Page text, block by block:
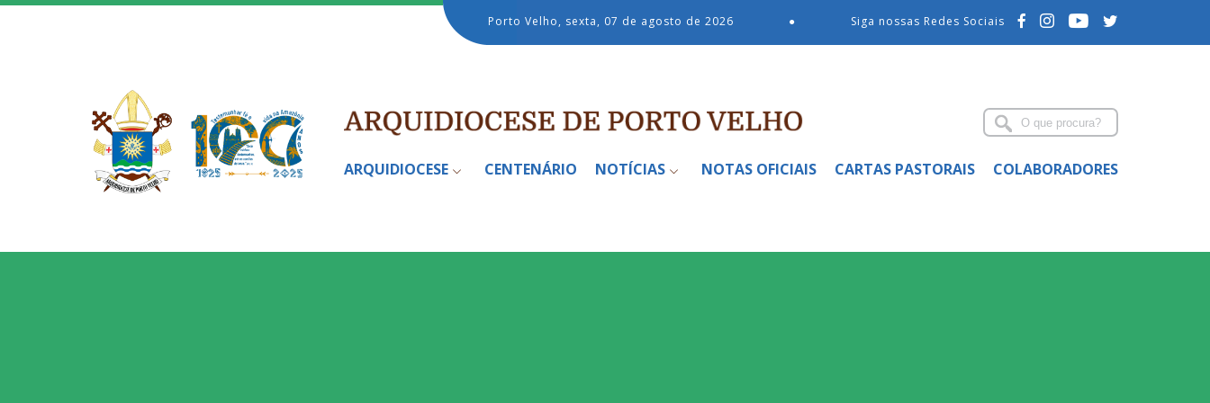
Porto Velho, sexta, 07 de agosto de 2026 ● Siga nossas Redes Sociais
ARQUIDIOCESE CENTENÁRIO NOTÍCIAS NOTAS OFICIAIS CARTAS PASTORAIS COLABORADORES